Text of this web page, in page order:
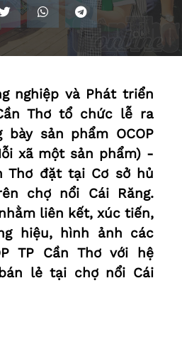
nghiệp và Phát triển
Thơ tổ chức lễ ra
sản phẩm OCOP
xã một sản phẩm) -
Thơ đặt tại Cơ sở hủ
chợ nổi Cái Răng.
liên kết, xúc tiến,
hiệu, hình ảnh các
TP Cần Thơ với hệ
lẻ tại chợ nổi Cái